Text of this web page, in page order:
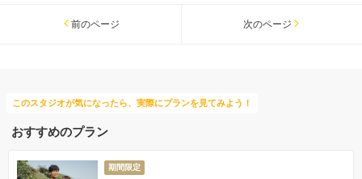
前のページ 次のページ
このスタジオが気になったら、実際にプランを見てみよう！
おすすめのプラン
期間限定